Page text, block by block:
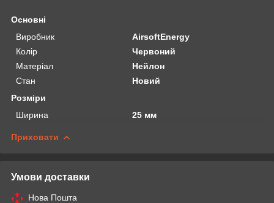
Основні
Виробник
AirsoftEnergy
Колір
Червоний
Матеріал
Нейлон
Стан
Новий
Розміри
Ширина
25 мм
Приховати
Умови доставки
Нова Пошта